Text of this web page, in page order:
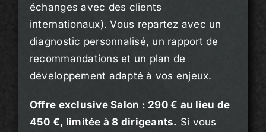
échanges avec des clients
internationaux). Vous repartez avec un
diagnostic personnalisé, un rapport de
recommandations et un plan de
développement adapté à vos enjeux.
Offre exclusive Salon : 290 € au lieu de
450 €, limitée à 8 dirigeants. Si vous